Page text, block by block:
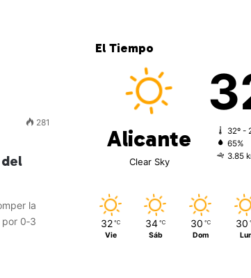
281
la
0‑3
El Tiempo
Alicante
Clear Sky
32º -
65%
3.85
32 ℃
Vie
34 ℃
Sáb
30 ℃
Dom
30